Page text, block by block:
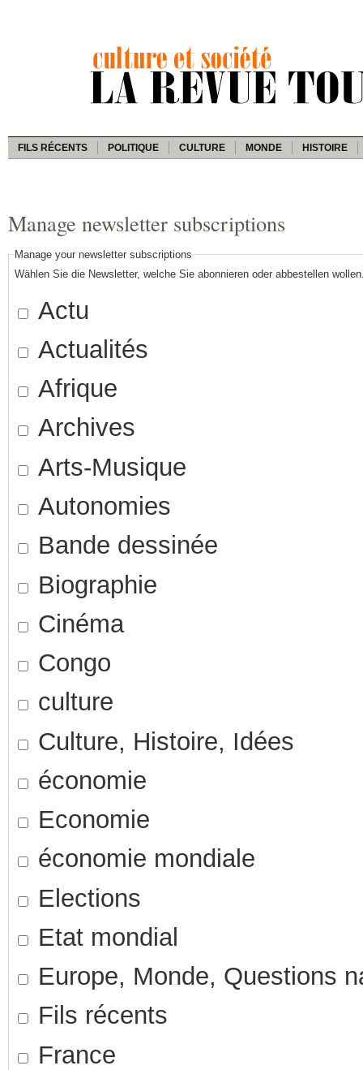
FILS RÉCENTS POLITIQUE CULTURE MONDE HISTOIRE
Manage newsletter subscriptions
Manage your newsletter subscriptions
Wählen Sie die Newsletter, welche Sie abonnieren oder abbestellen
Actu
Actualités
Afrique
Archives
Arts-Musique
Autonomies
Bande dessinée
Biographie
Cinéma
Congo
culture
Culture, Histoire, Idées
économie
Economie
économie mondiale
Elections
Etat mondial
Europe, Monde, Questions
Fils récents
France